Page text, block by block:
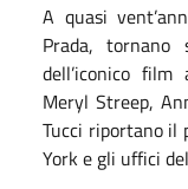
A quasi
Prada, tornano
dell’iconico
Meryl Streep,
Tucci riportano il
York e gli uffici